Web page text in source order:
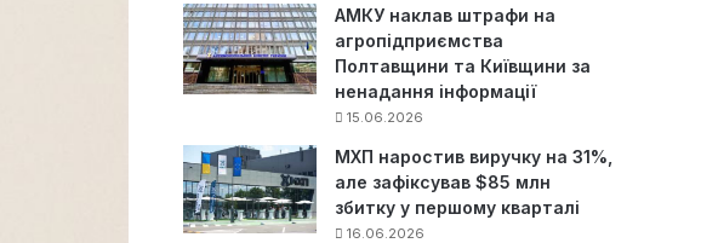
АМКУ наклав штрафи на
агропідприємства
Полтавщини та Київщини за
ненадання інформації
15.06.2026
МХП наростив виручку на 31%,
але зафіксував $85 млн
збитку у першому кварталі
16.06.2026